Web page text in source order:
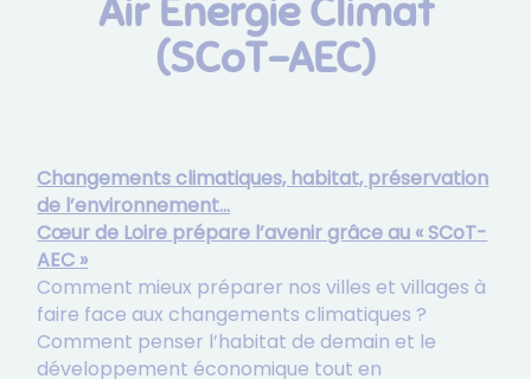
Air Energie Climat
(SCoT-AEC)
Changements climatiques, habitat, préservation
de l’environnement…
Cœur de Loire prépare l’avenir grâce au « SCoT-
AEC »
Comment mieux préparer nos villes et villages à
faire face aux changements climatiques ?
Comment penser l’habitat de demain et le
développement économique tout en